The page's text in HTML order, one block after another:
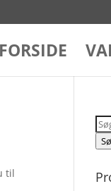
FORSIDE
til